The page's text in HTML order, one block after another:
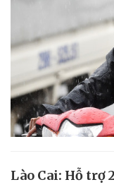
Lào Cai: Hỗ trợ